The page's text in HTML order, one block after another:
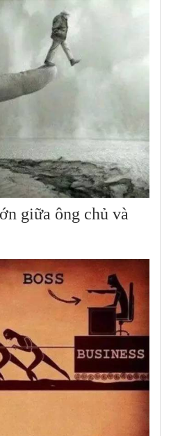
giữa ông chủ và